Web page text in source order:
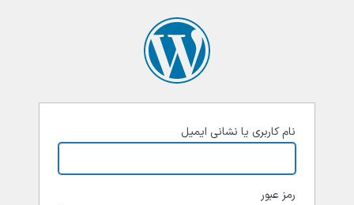
نام کاربری یا نشانی ایمیل
رمز عبور